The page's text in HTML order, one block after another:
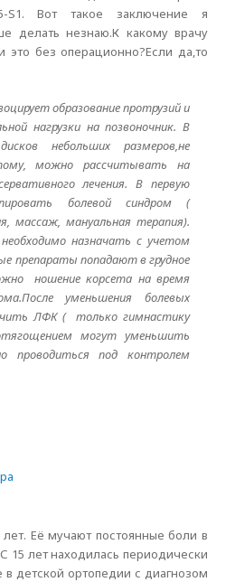
S1. Вот такое заключение я
делать незнаю.К какому врачу
это без операционно?Если да,то
образование протрузий и
нагрузки на позвоночник. В
небольших размеров,не
можно рассчитывать на
лечения. В первую
болевой синдром (
массаж, мануальная терапия).
назначать с учетом
препараты попадают в грудное
ношение корсета на время
уменьшения болевых
ЛФК ( только гимнастику
могут уменьшить
проводиться под контролем
Её мучают постоянные боли в
15 лет находилась периодически
в детской ортопедии с диагнозом